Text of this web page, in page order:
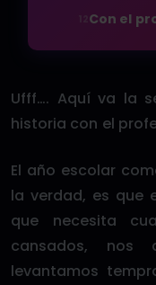
Con el
Ufff…. Aquí va la
historia con el
El año escolar
la verdad, es que
que necesita
cansados, nos
levantamos